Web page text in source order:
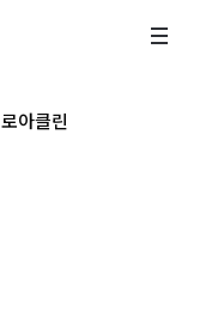
로아클린